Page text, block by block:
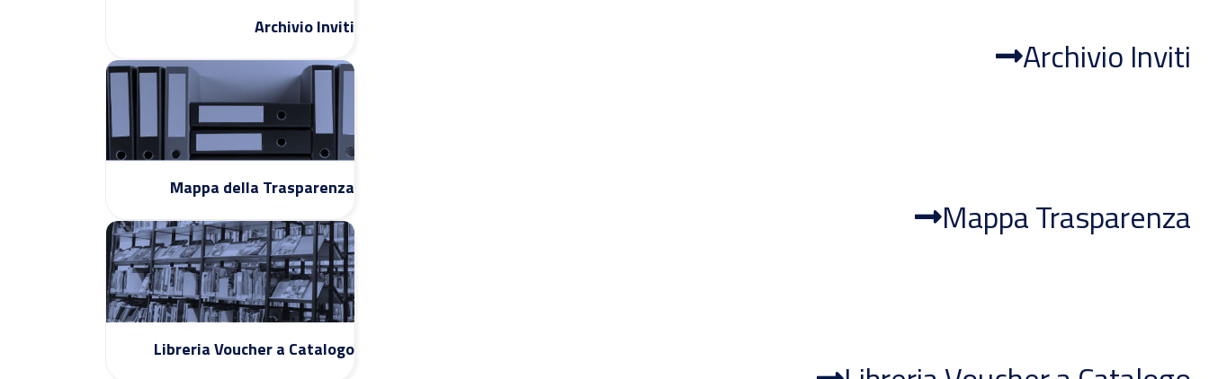
Archivio Inviti
Archivio Inviti
Mappa della Trasparenza
Mappa Trasparenza
Libreria Voucher a Catalogo